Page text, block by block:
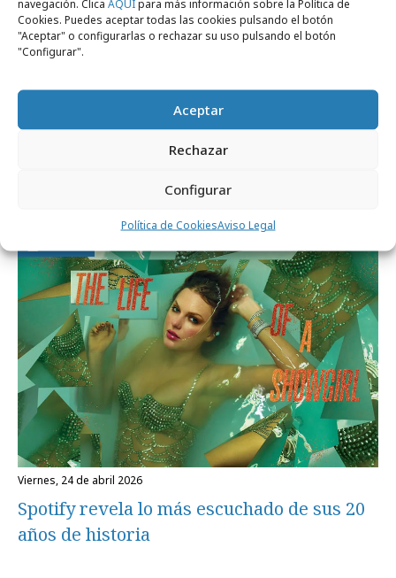
navegación. Clica AQUÍpara más información sobre la Política de
Cookies. Puedes aceptar todas las cookies pulsando el botón
"Aceptar" o configurarlas o rechazar su uso pulsando el botón
"Configurar".
Aceptar
Rechazar
Configurar
Política de CookiesAviso Legal
sábado, 2 de mayo 2026
El FC Barcelona "ficha" a Olivia Rodrigo
viernes, 24 de abril 2026
Spotify revela lo más escuchado de sus 20
años de historia